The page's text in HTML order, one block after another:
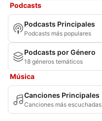
Oaxaca
Puebla
Querétaro
Quintana Roo
San Luis Potosí
Sinaloa
Sonora
Podcasts
Podcasts Principales
Podcasts más populares
Podcasts por Género
18 géneros temáticos
Música
Canciones Principales
Canciones más escuchadas